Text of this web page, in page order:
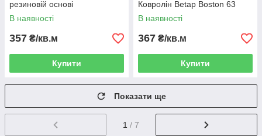
резиновій основі
В наявності
357 ₴/кв.м
Купити
Ковролін Betap Boston 63
В наявності
367 ₴/кв.м
Купити
Показати ще
1 / 7